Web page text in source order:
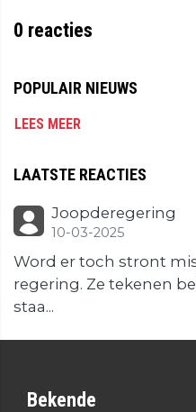
0 reacties
POPULAIR NIEUWS
LEES MEER
LAATSTE REACTIES
Joopderegering
10-03-2025
Word er toch stront
regering. Ze tekenen
staa...
Bekende